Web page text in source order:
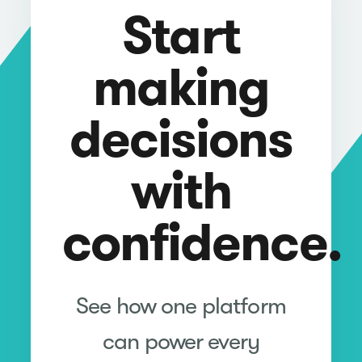
Start
making
decisions
with
confidence.
See how one platform
can power every